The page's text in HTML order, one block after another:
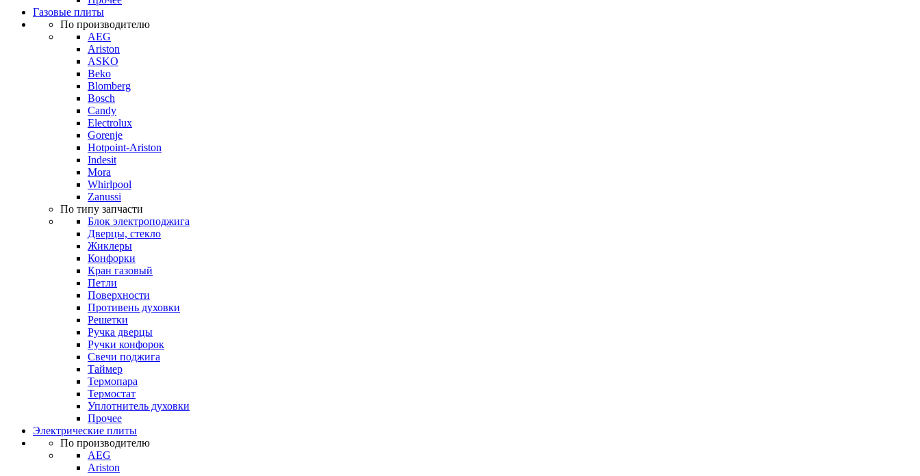
Газовые плиты
По производителю
AEG
Ariston
ASKO
Beko
Blomberg
Bosch
Candy
Electrolux
Gorenje
Hotpoint-Ariston
Indesit
Mora
Whirlpool
Zanussi
По типу запчасти
Блок электроподжига
Дверцы, стекло
Жиклеры
Конфорки
Кран газовый
Петли
Поверхности
Противень духовки
Решетки
Ручка дверцы
Ручки конфорок
Свечи поджига
Таймер
Термопара
Термостат
Уплотнитель духовки
Прочее
Электрические плиты
По производителю
AEG
Ariston